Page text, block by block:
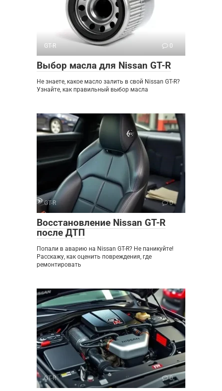
GT-R 0
Выбор масла для Nissan GT-R
Не знаете, какое масло залить в свой Nissan GT-R?
Узнайте, как правильный выбор масла
GT-R 0
Восстановление Nissan GT-R
после ДТП
Попали в аварию на Nissan GT-R? Не паникуйте!
Расскажу, как оценить повреждения, где
ремонтировать
GT-R 0